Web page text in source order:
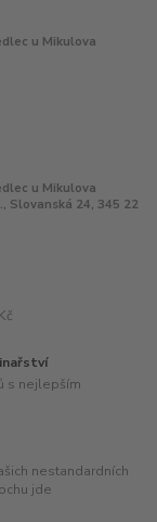
u Mikulova
u Mikulova
Slovanská 24, 345 22
s nejlepším
nestandardních
jde